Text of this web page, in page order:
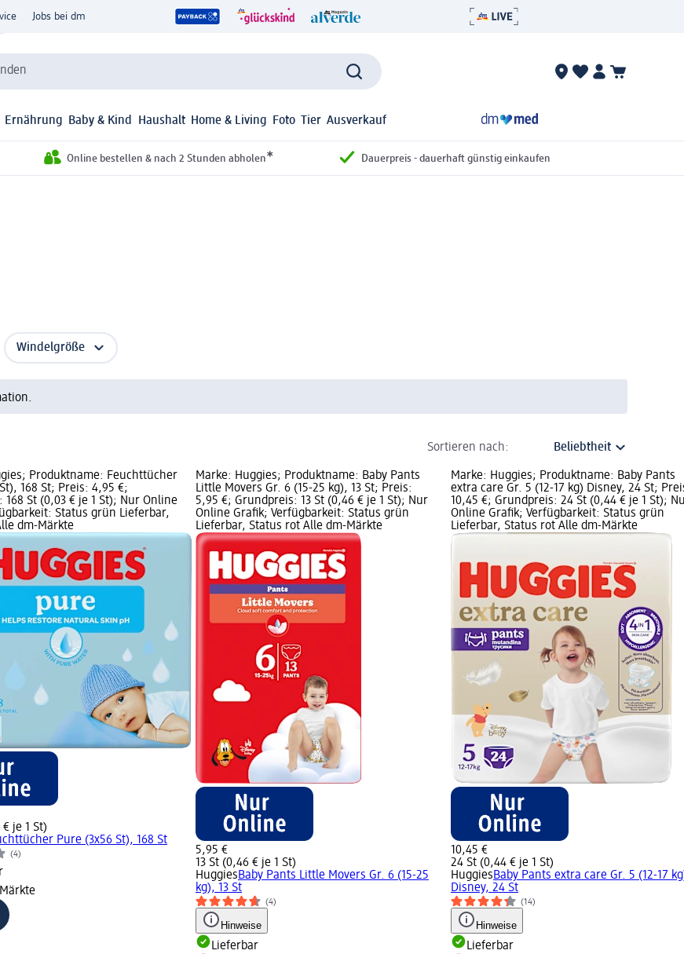
Jobs bei dm
Ernährung Baby & Kind Haushalt Home & Living Foto Tier Ausverkauf
Online bestellen & nach 2 Stunden abholen* Dauerpreis - dauerhaft günstig einkaufen
Windelgröße
Sortieren nach:
Produktname: Feuchttücher
168 St; Preis: 4,95 €;
168 St (0,03 € je 1 St); Nur Online
Status grün Lieferbar,
dm-Märkte
je 1 St)
Pure (3x56 St), 168 St
(4)
Marke: Huggies; Produktname: Baby Pants
Little Movers Gr. 6 (15-25 kg), 13 St; Preis:
5,95 €; Grundpreis: 13 St (0,46 € je 1 St); Nur
Online Grafik; Verfügbarkeit: Status grün
Lieferbar, Status rot Alle dm-Märkte
5,95 €
13 St (0,46 € je 1 St)
HuggiesBaby Pants Little Movers Gr. 6 (15-25
kg), 13 St
(4)
Hinweise
Lieferbar
Marke: Huggies; Produktname: Baby Pants
extra care Gr. 5 (12-17 kg) Disney, 24 St;
10,45 €; Grundpreis: 24 St (0,44 € je 1 St);
Online Grafik; Verfügbarkeit: Status grün
Lieferbar, Status rot Alle dm-Märkte
10,45 €
24 St (0,44 € je 1 St)
HuggiesBaby Pants extra care Gr. 5 (12-17
Disney, 24 St
(14)
Hinweise
Lieferbar